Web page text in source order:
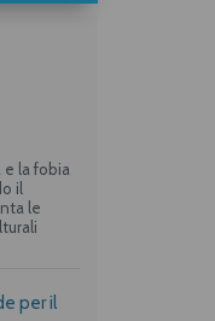
e la fobia
il
le
per il